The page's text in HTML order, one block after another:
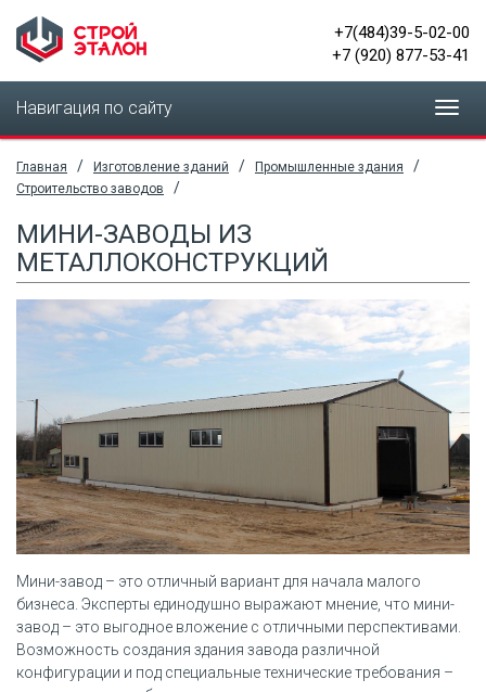
+7(484)39-5-02-00
+7 (920) 877-53-41
Навигация по сайту
Главная / Изготовление зданий / Промышленные здания /
Строительство заводов /
МИНИ-ЗАВОДЫ ИЗ
МЕТАЛЛОКОНСТРУКЦИЙ
Мини-завод – это отличный вариант для начала малого
бизнеса. Эксперты единодушно выражают мнение, что мини-
завод – это выгодное вложение с отличными перспективами.
Возможность создания здания завода различной
конфигурации и под специальные технические требования –